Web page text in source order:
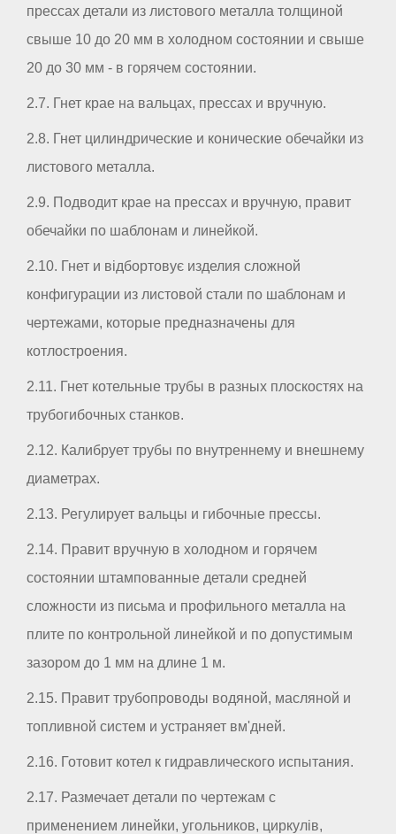
прессах детали из листового металла толщиной
свыше 10 до 20 мм в холодном состоянии и свыше
20 до 30 мм - в горячем состоянии.
2.7. Гнет крае на вальцах, прессах и вручную.
2.8. Гнет цилиндрические и конические обечайки из
листового металла.
2.9. Подводит крае на прессах и вручную, правит
обечайки по шаблонам и линейкой.
2.10. Гнет и відбортовує изделия сложной
конфигурации из листовой стали по шаблонам и
чертежами, которые предназначены для
котлостроения.
2.11. Гнет котельные трубы в разных плоскостях на
трубогибочных станков.
2.12. Калибрует трубы по внутреннему и внешнему
диаметрах.
2.13. Регулирует вальцы и гибочные прессы.
2.14. Правит вручную в холодном и горячем
состоянии штампованные детали средней
сложности из письма и профильного металла на
плите по контрольной линейкой и по допустимым
зазором до 1 мм на длине 1 м.
2.15. Правит трубопроводы водяной, масляной и
топливной систем и устраняет вм'дней.
2.16. Готовит котел к гидравлического испытания.
2.17. Размечает детали по чертежам с
применением линейки, угольников, циркулів,